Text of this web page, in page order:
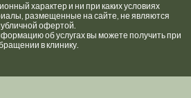
характер и ни при каких условиях
размещенные на сайте, не являются
офертой.
об услугах вы можете получить при
в клинику.